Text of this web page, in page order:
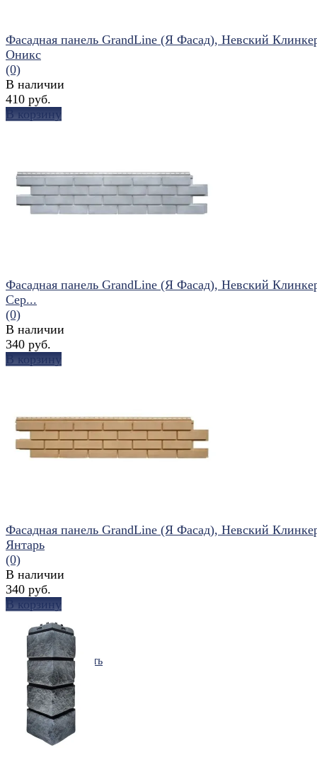
избранное сравнить
Фасадная панель GrandLine (Я Фасад), Невский
Оникс
(0)
В наличии
410 руб.
В корзину
избранное сравнить
Фасадная панель GrandLine (Я Фасад), Невский
Сер...
(0)
В наличии
340 руб.
В корзину
избранное сравнить
Фасадная панель GrandLine (Я Фасад), Невский
Янтарь
(0)
В наличии
340 руб.
В корзину